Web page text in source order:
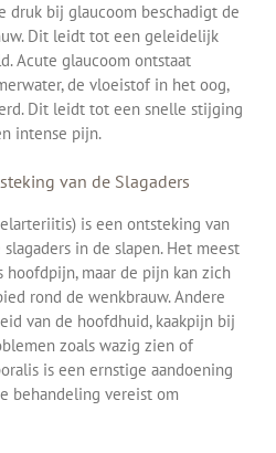
druk bij glaucoom beschadigt de
Dit leidt tot een geleidelijk
Acute glaucoom ontstaat
de vloeistof in het oog,
Dit leidt tot een snelle stijging
intense pijn.
van de Slagaders
is een ontsteking van
in de slapen. Het meest
hoofdpijn, maar de pijn kan zich
rond de wenkbrauw. Andere
van de hoofdhuid, kaakpijn bij
zoals wazig zien of
is een ernstige aandoening
behandeling vereist om